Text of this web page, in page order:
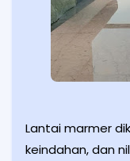
Lantai marmer
keindahan, dan